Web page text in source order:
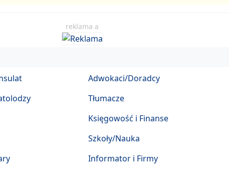
reklama a
Adwokaci/Doradcy
Tłumacze
Księgowość i Finanse
Szkoły/Nauka
Informator i Firmy